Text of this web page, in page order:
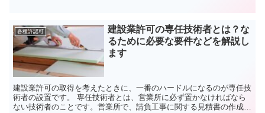
各種許認可
建設業許可の専任技術者とは？な
るために必要な要件などを解説し
ます
建設業許可の取得を考えたときに、一番のハードルになるのが専任技
術者の設置です。 専任技術者とは、営業所に必ず置かなければなら
ない技術者のことです。営業所で、請負工事に関する見積書の作成